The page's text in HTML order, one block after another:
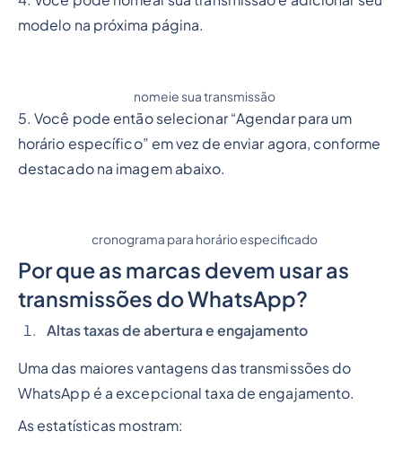
modelo na próxima página.
nomeie sua transmissão
5. Você pode então selecionar “Agendar para um
horário específico” em vez de enviar agora, conforme
destacado na imagem abaixo.
cronograma para horário especificado
Por que as marcas devem usar as
transmissões do WhatsApp?
Altas taxas de abertura e engajamento
Uma das maiores vantagens das transmissões do
WhatsApp é a excepcional taxa de engajamento.
As estatísticas mostram: